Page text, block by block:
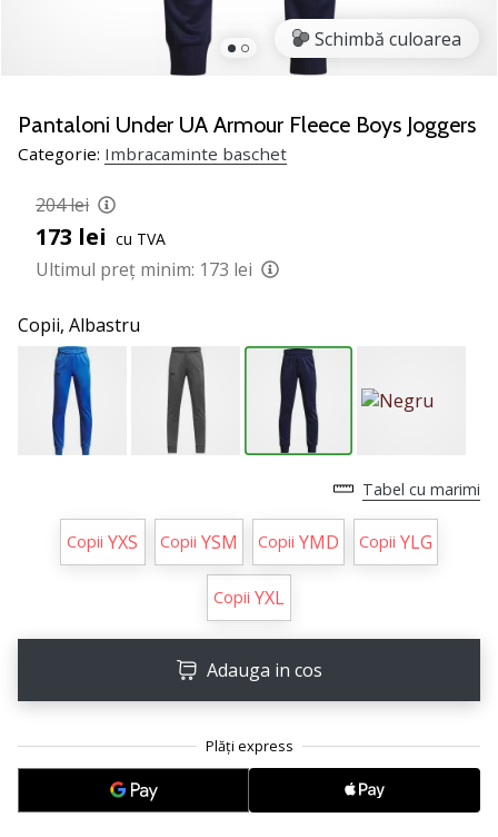
un
fan
al
ca
și
noi?
nouă
Ambasador
brandului.
Afiseaza
toate
Schimbă culoarea
Pantaloni Under UA Armour Fleece Boys Joggers
Categorie: Imbracaminte baschet
204 lei
173 lei cu TVA
Ultimul preț minim: 173 lei
Copii, Albastru
Tabel cu marimi
Copii YXS Copii YSM Copii YMD Copii YLG
Copii YXL
Adauga in cos